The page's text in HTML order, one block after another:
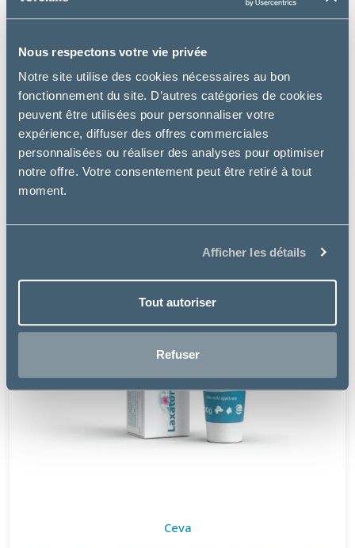
Nous respectons votre vie privée
Notre site utilise des cookies nécessaires au bon
fonctionnement du site. D’autres catégories de cookies
peuvent être utilisées pour personnaliser votre
expérience, diffuser des offres commerciales
personnalisées ou réaliser des analyses pour optimiser
notre offre. Votre consentement peut être retiré à tout
moment.
Afficher les détails
Tout autoriser
Refuser
Virbac
MOVOFLEX COMPLÈMENT SOUTIEN ARTICULAIRE L -
CHIEN
40.99 €
Ceva